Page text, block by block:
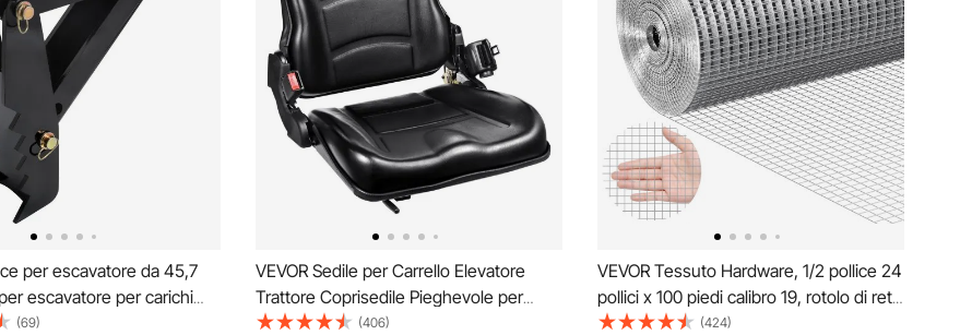
per escavatore da 45,7
escavatore per carichi
dei denti da 1,27
(69)
VEVOR Sedile per Carrello Elevatore
Trattore Coprisedile Pieghevole per
Trattore Schienale Angolo Regolabile 0-
(406)
VEVOR Tessuto Hardware, 1/2 pollice 24
pollici x 100 piedi calibro 19, rotolo di rete
metallica zincata a caldo, recinzione
(424)